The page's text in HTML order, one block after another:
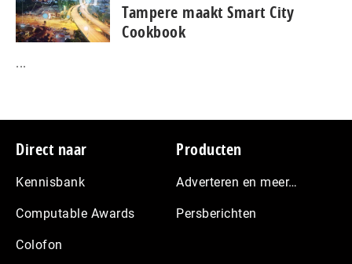
Tampere maakt Smart City
Cookbook
...
Footer
Direct naar
Kennisbank
Computable Awards
Colofon
Producten
Adverteren en meer…
Persberichten